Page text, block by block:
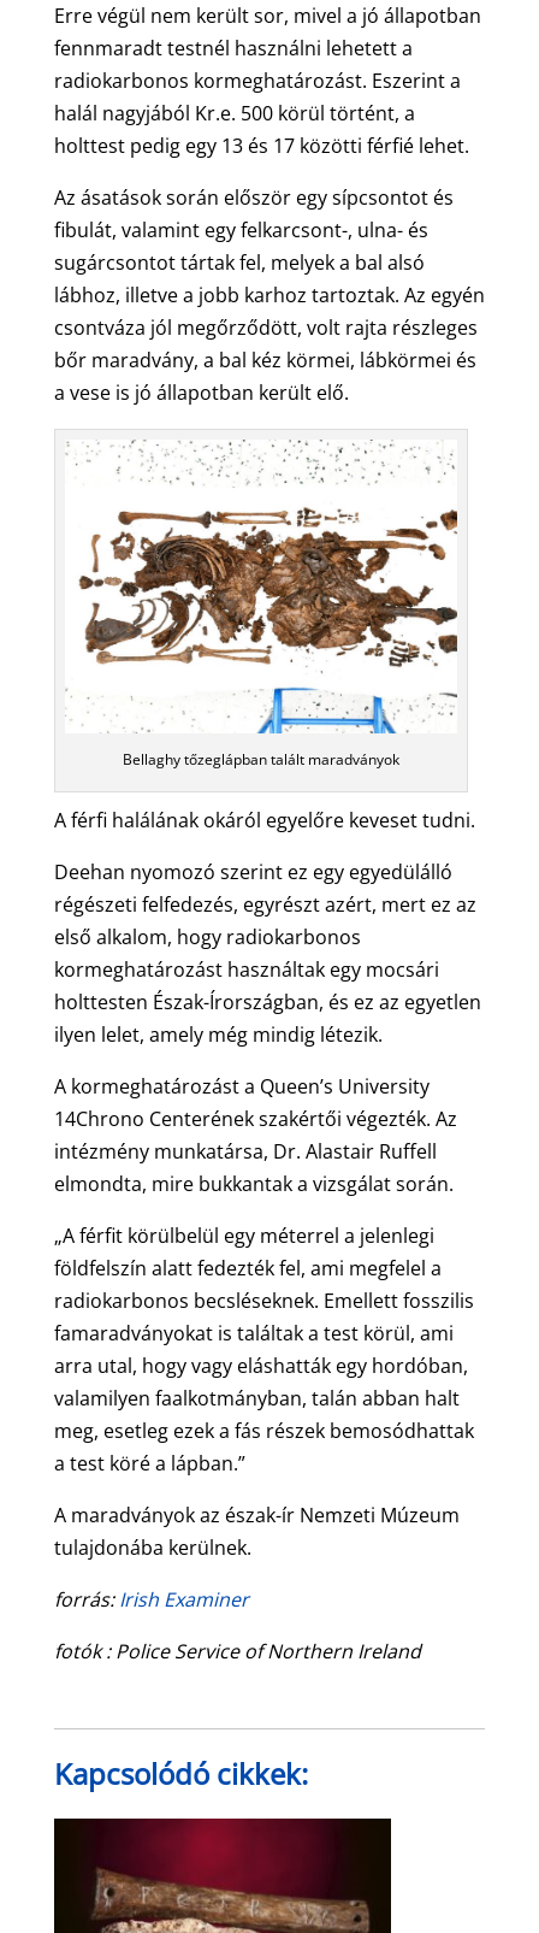
Erre végül nem került sor, mivel a jó állapotban
fennmaradt testnél használni lehetett a
radiokarbonos kormeghatározást. Eszerint a
halál nagyjából Kr.e. 500 körül történt, a
holttest pedig egy 13 és 17 közötti férfié lehet.
Az ásatások során először egy sípcsontot és
fibulát, valamint egy felkarcsont-, ulna- és
sugárcsontot tártak fel, melyek a bal alsó
lábhoz, illetve a jobb karhoz tartoztak. Az egyén
csontváza jól megőrződött, volt rajta részleges
bőr maradvány, a bal kéz körmei, lábkörmei és
a vese is jó állapotban került elő.
Bellaghy tőzeglápban talált maradványok
A férfi halálának okáról egyelőre keveset tudni.
Deehan nyomozó szerint ez egy egyedülálló
régészeti felfedezés, egyrészt azért, mert ez az
első alkalom, hogy radiokarbonos
kormeghatározást használtak egy mocsári
holttesten Észak-Írországban, és ez az egyetlen
ilyen lelet, amely még mindig létezik.
A kormeghatározást a Queen’s University
14Chrono Centerének szakértői végezték. Az
intézmény munkatársa, Dr. Alastair Ruffell
elmondta, mire bukkantak a vizsgálat során.
„A férfit körülbelül egy méterrel a jelenlegi
földfelszín alatt fedezték fel, ami megfelel a
radiokarbonos becsléseknek. Emellett fosszilis
famaradványokat is találtak a test körül, ami
arra utal, hogy vagy eláshatták egy hordóban,
valamilyen faalkotmányban, talán abban halt
meg, esetleg ezek a fás részek bemosódhattak
a test köré a lápban.”
A maradványok az észak-ír Nemzeti Múzeum
tulajdonába kerülnek.
forrás:Irish Examiner
fotók : Police Service of Northern Ireland
Kapcsolódó cikkek: